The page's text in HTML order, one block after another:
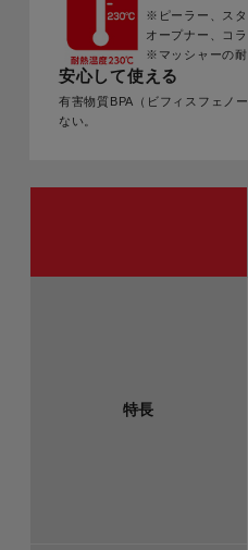
※ピーラー、ス
オープナー、コ
※マッシャーの
安心して使える
有害物質BPA（ビフィスフェノ
ない。
特長